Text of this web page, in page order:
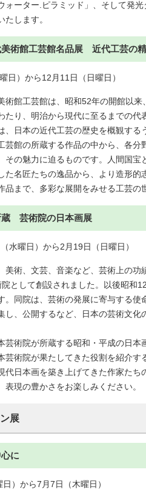
ォーター.ピラミッド」、そして発
たします。
美術館工芸館名品展 近代工芸の
日）から12月11日（日曜日）
術館工芸館は、昭和52年の開館以
たり、明治から現代に至るまでの
、日本の近代工芸の歴史を概観する
芸館の所蔵する作品の中から、各
その魅力に迫るものです。人間国宝
た名匠たちの逸品から、より造形
品まで、多彩な展開をみせる工芸の
蔵 芸術院の日本画展
水曜日）から2月19日（日曜日）
美術、文芸、音楽など、芸術上の
として創設されました。以後昭和
。同院は、芸術の発展に寄与する
し、公開するなど、日本の芸術文
芸術院が所蔵する昭和・平成の日
芸術院が果たしてきた役割を紹介す
代日本画を築き上げてきた作家た
表現の豊かさをお楽しみください。
展
に
）から7月7日（木曜日）